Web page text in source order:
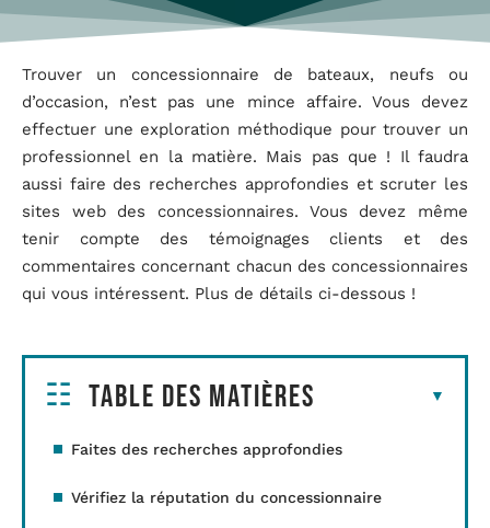
Trouver un concessionnaire de bateaux, neufs ou
d’occasion, n’est pas une mince affaire. Vous devez
effectuer une exploration méthodique pour trouver un
professionnel en la matière. Mais pas que ! Il faudra
aussi faire des recherches approfondies et scruter les
sites web des concessionnaires. Vous devez même
tenir compte des témoignages clients et des
commentaires concernant chacun des concessionnaires
qui vous intéressent. Plus de détails ci-dessous !
Table des matières
Faites des recherches approfondies
Vérifiez la réputation du concessionnaire